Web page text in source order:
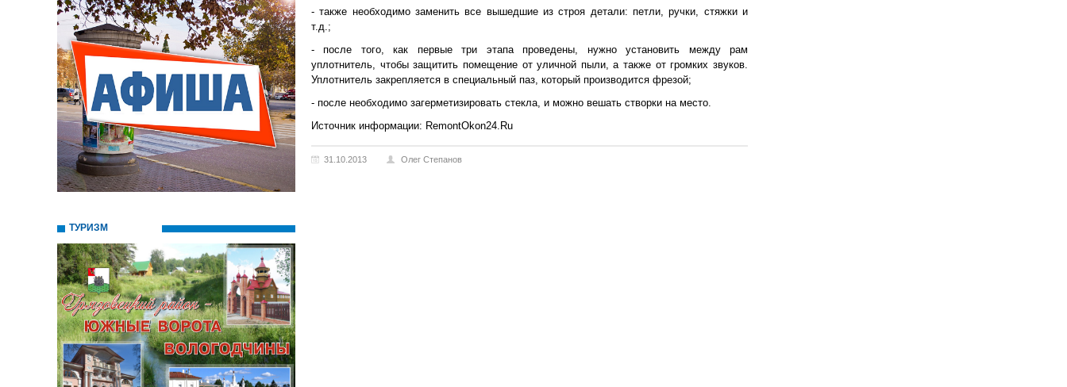
ТУРИЗМ
- также необходимо заменить все вышедшие из строя детали: петли, ручки, стяжки и
т.д.;
- после того, как первые три этапа проведены, нужно установить между рам
уплотнитель, чтобы защитить помещение от уличной пыли, а также от громких звуков.
Уплотнитель закрепляется в специальный паз, который производится фрезой;
- после необходимо загерметизировать стекла, и можно вешать створки на место.
Источник информации: RemontOkon24.Ru
31.10.2013 Олег Степанов